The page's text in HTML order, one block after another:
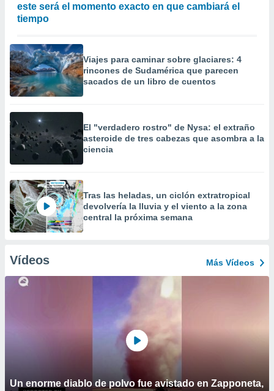
este será el momento exacto en que cambiará el
tiempo
Viajes para caminar sobre glaciares: 4
rincones de Sudamérica que parecen
sacados de un libro de cuentos
El "verdadero rostro" de Nysa: el extraño
asteroide de tres cabezas que asombra a la
ciencia
Tras las heladas, un ciclón extratropical
devolvería la lluvia y el viento a la zona
central la próxima semana
Vídeos Más Vídeos
Un enorme diablo de polvo fue avistado en Zapponeta,